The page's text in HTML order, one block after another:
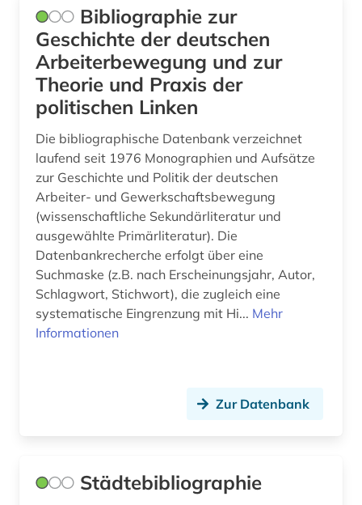
fest (1)
festschrift (3)
fid buch-, bibliotheks- und informations­
fid musikwissenschaft (1)
fid ost-, ostmittel- und südosteuropa (1)
fid slawistik (2)
film (4)
finanzwirtschaft (1)
finnland (1)
forstwirtschaft (1)
Bibliographie zur
Geschichte der deutschen
Arbeiterbewegung und zur
Theorie und Praxis der
politischen Linken
Die bibliographische Datenbank verzeichnet
laufend seit 1976 Monographien und Aufsätze
zur Geschichte und Politik der deutschen
Arbeiter- und Gewerkschaftsbewegung
(wissenschaftliche Sekundärliteratur und
ausgewählte Primärliteratur). Die
Datenbankrecherche erfolgt über eine
Suchmaske (z.B. nach Erscheinungsjahr, Autor,
Schlagwort, Stichwort), die zugleich eine
systematische Eingrenzung mit Hi... Mehr
Informationen
Zur Datenbank
Städtebibliographie